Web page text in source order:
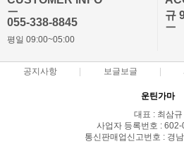
ㅡ
055-338-8845
평일 09:00~05:00
규
ㅡ
공지사항 보글보글
운틴가마
대표 : 최삼규
사업자 등록번호 :
통신판매업신고번호 : 경